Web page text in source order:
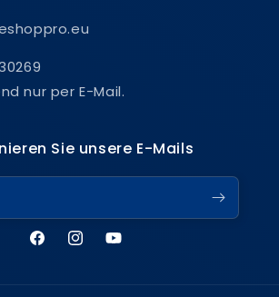
nur per E-Mail.
Sie unsere E-Mails
FacebookInstagramYouTube